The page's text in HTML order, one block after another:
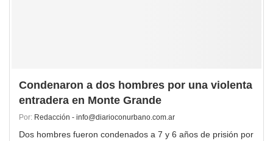
Condenaron a dos hombres por una violenta
entradera en Monte Grande
Por: Redacción - info@diarioconurbano.com.ar
Dos hombres fueron condenados a 7 y 6 años de prisión por